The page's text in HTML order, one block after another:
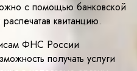
с помощью банковской
квитанцию.
ФНС России
получать услуги